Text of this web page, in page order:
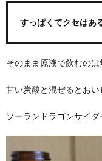
すっぱくてクセはあ
そのまま原液で飲むのは
甘い炭酸と混ぜるとおい
ソーランドラゴンサイ